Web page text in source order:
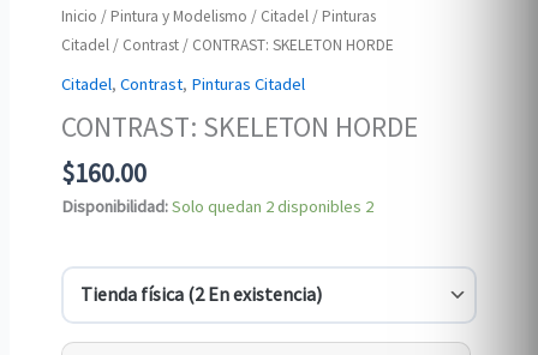
Inicio / Pintura y Modelismo / Citadel / Pinturas
Citadel / Contrast / CONTRAST: SKELETON HORDE
Citadel,Contrast, Pinturas Citadel
CONTRAST: SKELETON HORDE
$160.00
Disponibilidad:Solo quedan 2 disponibles 2